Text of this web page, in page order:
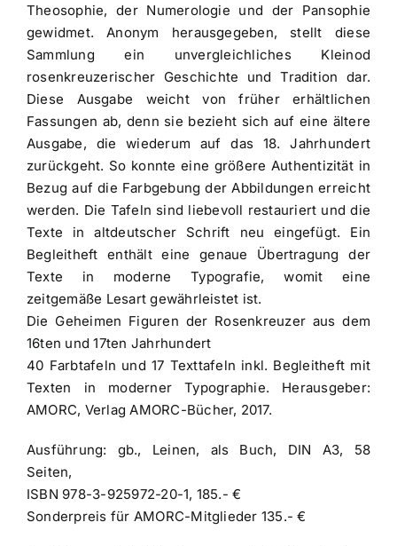
Theosophie, der Numerologie und der Pansophie
gewidmet. Anonym herausgegeben, stellt diese
Sammlung ein unvergleichliches Kleinod
rosenkreuzerischer Geschichte und Tradition dar.
Diese Ausgabe weicht von früher erhältlichen
Fassungen ab, denn sie bezieht sich auf eine ältere
Ausgabe, die wiederum auf das 18. Jahrhundert
zurückgeht. So konnte eine größere Authentizität in
Bezug auf die Farbgebung der Abbildungen erreicht
werden. Die Tafeln sind liebevoll restauriert und die
Texte in altdeutscher Schrift neu eingefügt. Ein
Begleitheft enthält eine genaue Übertragung der
Texte in moderne Typografie, womit eine
zeitgemäße Lesart gewährleistet ist.
Die Geheimen Figuren der Rosenkreuzer aus dem
16ten und 17ten Jahrhundert
40 Farbtafeln und 17 Texttafeln inkl. Begleitheft mit
Texten in moderner Typographie. Herausgeber:
AMORC, Verlag AMORC-Bücher, 2017.
Ausführung: gb., Leinen, als Buch, DIN A3, 58
Seiten,
ISBN 978-3-925972-20-1, 185.- €
Sonderpreis für AMORC-Mitglieder 135.- €